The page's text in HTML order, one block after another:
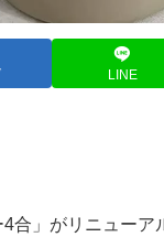
LINE
」がリニューア